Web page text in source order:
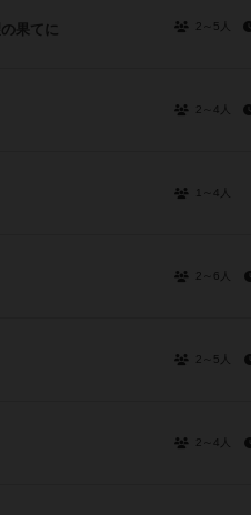
果てに 2～5人
2～4人
1～4人
2～6人
2～5人
2～4人